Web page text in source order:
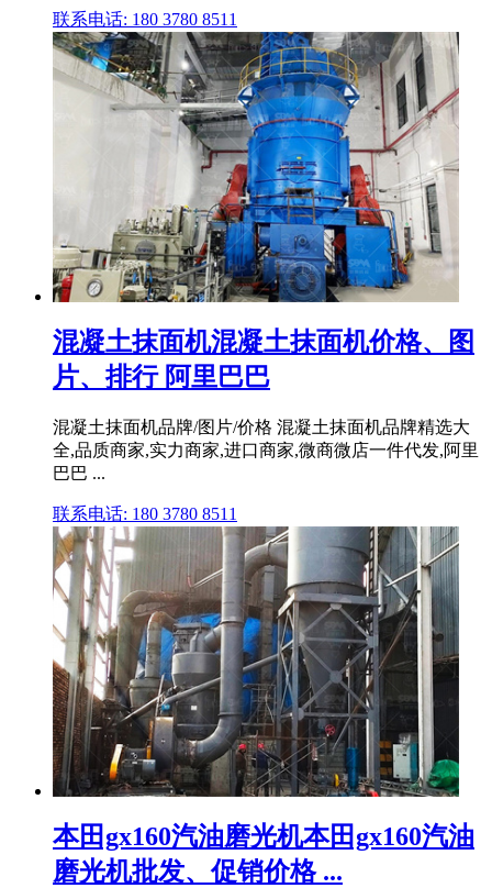
联系电话: 180 3780 8511
混凝土抹面机混凝土抹面机价格、图
片、排行 阿里巴巴
混凝土抹面机品牌/图片/价格 混凝土抹面机品牌精选大
全,品质商家,实力商家,进口商家,微商微店一件代发,阿里
巴巴 ...
联系电话: 180 3780 8511
本田gx160汽油磨光机本田gx160汽油
磨光机批发、促销价格 ...